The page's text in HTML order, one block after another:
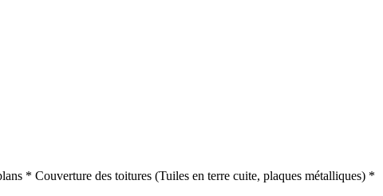
* Couverture des toitures (Tuiles en terre cuite, plaques métalliques) *